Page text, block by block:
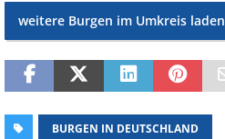
weitere Burgen im Umkreis laden
BURGEN IN DEUTSCHLAND